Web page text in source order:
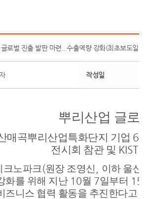
로벌 진출 발판 마련...수출역량 강화(최초보도일 :
작성일
뿌리산업 글로
매곡뿌리산업특화단지 기업 6
전시회 참관 및 KIST
크노파크 (원장 조영신 이하 울산
화를 위해 지난 10월 7일부터 15
즈니스 협력 활동을 추진한다고